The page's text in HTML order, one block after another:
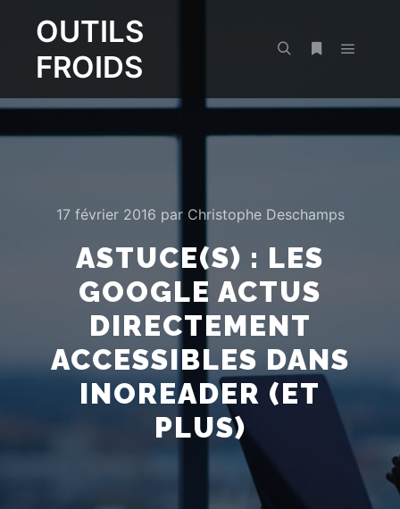
OUTILS
FROIDS
17 février 2016 par Christophe Deschamps
ASTUCE(S) : LES
GOOGLE ACTUS
DIRECTEMENT
ACCESSIBLES DANS
INOREADER (ET
PLUS)